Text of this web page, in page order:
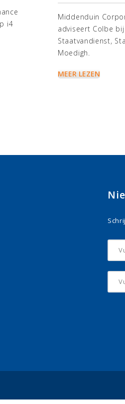
i4
Middenduin
adviseert Colbe
Staatvandienst,
Moedigh.
MEER LEZEN